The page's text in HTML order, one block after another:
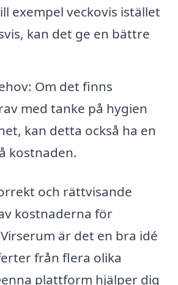
exempel veckovis istället
kan det ge en bättre
Om det finns
med tanke på hygien
kan detta också ha en
kostnaden.
och rättvisande
kostnaderna för
är det en bra idé
från flera olika
plattform hjälper dig